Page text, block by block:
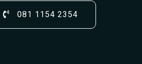
081 1154 2354